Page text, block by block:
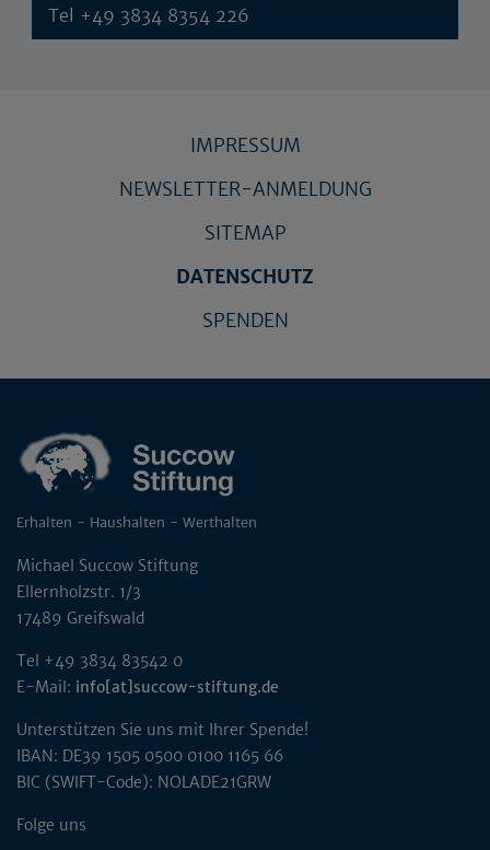
Tel +49 3834 8354 226
IMPRESSUM
NEWSLETTER-ANMELDUNG
SITEMAP
DATENSCHUTZ
SPENDEN
Erhalten - Haushalten - Werthalten
Michael Succow Stiftung
Ellernholzstr. 1/3
17489 Greifswald
Tel +49 3834 83542 0
E-Mail: info[at]succow-stiftung.de
Unterstützen Sie uns mit Ihrer Spende!
IBAN: DE39 1505 0500 0100 1165 66
BIC (SWIFT-Code): NOLADE21GRW
Folge uns